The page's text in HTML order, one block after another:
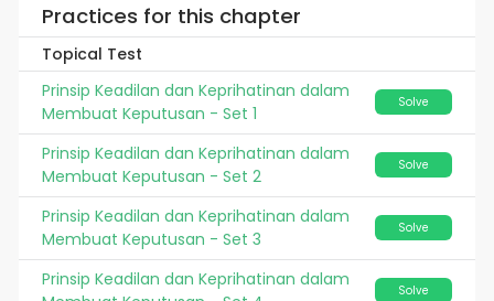
Practices for this chapter
Topical Test
Prinsip Keadilan dan Keprihatinan dalam
Membuat Keputusan - Set 1
Solve
Prinsip Keadilan dan Keprihatinan dalam
Membuat Keputusan - Set 2
Solve
Prinsip Keadilan dan Keprihatinan dalam
Membuat Keputusan - Set 3
Solve
Prinsip Keadilan dan Keprihatinan dalam
Solve